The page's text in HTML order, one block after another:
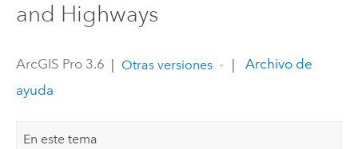
and Highways
ArcGIS Pro 3.6 | Otras versiones |
Archivo de
ayuda
En este tema